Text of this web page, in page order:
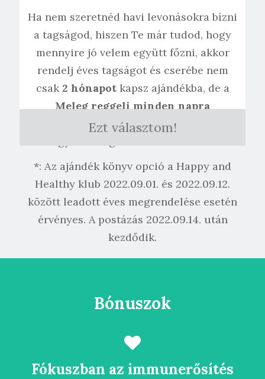
Ha nem szeretnéd havi levonásokra bízni
a tagságod, hiszen Te már tudod, hogy
mennyire jó velem együtt főzni, akkor
rendelj éves tagságot és cserébe nem
csak 2 hónapotkapsz ajándékba, de a
Meleg reggeli minden napra
szakácskönyvemetis ingyenes
Ezt választom!
*: Az ajándék könyv opció a Happy and
Healthy klub 2022.09.01. és 2022.09.12.
között leadott éves megrendelése esetén
érvényes. A postázás 2022.09.14. után
kezdődik.
Bónuszok
Fókuszban az immunerősítés